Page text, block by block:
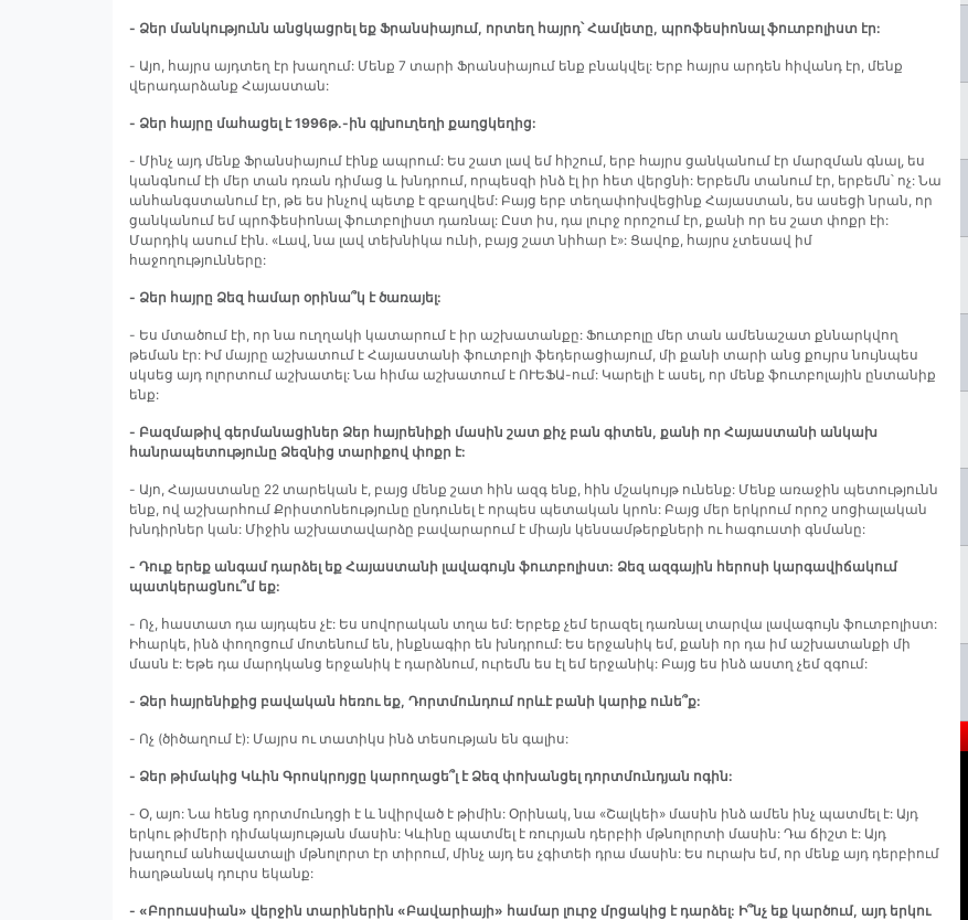
- Ձեր մանկությունն անցկացրել եք Ֆրանսիայում, որտեղ հայրդ՝ Համլետը, պրոֆեսիոնալ ֆուտբոլիստ էր:
- Այո, հայրս այդտեղ էր խաղում: Մենք 7 տարի Ֆրանսիայում ենք բնակվել: Երբ հայրս արդեն հիվանդ էր, մենք
վերադարձանք Հայաստան:
- Ձեր հայրը մահացել է 1996թ.-ին գլխուղեղի քաղցկեղից:
- Մինչ այդ մենք Ֆրանսիայում էինք ապրում: Ես շատ լավ եմ հիշում, երբ հայրս ցանկանում էր մարզման գնալ, ես
կանգնում էի մեր տան դռան դիմաց և խնդրում, որպեսզի ինձ էլ իր հետ վերցնի: Երբեմն տանում էր, երբեմն՝ ոչ: Նա
անհանգստանում էր, թե ես ինչով պետք է զբաղվեմ: Բայց երբ տեղափոխվեցինք Հայաստան, ես ասեցի նրան, որ
ցանկանում եմ պրոֆեսիոնալ ֆուտբոլիստ դառնալ: Ըստ իս, դա լուրջ որոշում էր, քանի որ ես շատ փոքր էի:
Մարդիկ ասում էին. «Լավ, նա լավ տեխնիկա ունի, բայց շատ նիհար է»: Ցավոք, հայրս չտեսավ իմ
հաջողությունները:
- Ձեր հայրը Ձեզ համար օրինա՞կ է ծառայել:
- Ես մտածում էի, որ նա ուղղակի կատարում է իր աշխատանքը: Ֆուտբոլը մեր տան ամենաշատ քննարկվող
թեման էր: Իմ մայրը աշխատում է Հայաստանի ֆուտբոլի ֆեդերացիայում, մի քանի տարի անց քույրս նույնպես
սկսեց այդ ոլորտում աշխատել: Նա հիմա աշխատում է ՈՒԵՖԱ-ում: Կարելի է ասել, որ մենք ֆուտբոլային ընտանիք
ենք:
- Բազմաթիվ գերմանացիներ Ձեր հայրենիքի մասին շատ քիչ բան գիտեն, քանի որ Հայաստանի անկախ
հանրապետությունը Ձեզնից տարիքով փոքր է:
- Այո, Հայաստանը 22 տարեկան է, բայց մենք շատ հին ազգ ենք, հին մշակույթ ունենք: Մենք առաջին պետությունն
ենք, ով աշխարհում Քրիստոնեությունը ընդունել է որպես պետական կրոն: Բայց մեր երկրում որոշ սոցիալական
խնդիրներ կան: Միջին աշխատավարձը բավարարում է միայն կենսամթերքների ու հագուստի գնմանը:
- Դուք երեք անգամ դարձել եք Հայաստանի լավագույն ֆուտբոլիստ: Ձեզ ազգային հերոսի կարգավիճակում
պատկերացնու՞մ եք:
- Ոչ, հաստատ դա այդպես չէ: Ես սովորական տղա եմ: Երբեք չեմ երազել դառնալ տարվա լավագույն ֆուտբոլիստ:
Իհարկե, ինձ փողոցում մոտենում են, ինքնագիր են խնդրում: Ես երջանիկ եմ, քանի որ դա իմ աշխատանքի մի
մասն է: Եթե դա մարդկանց երջանիկ է դարձնում, ուրեմն ես էլ եմ երջանիկ: Բայց ես ինձ աստղ չեմ զգում:
- Ձեր հայրենիքից բավական հեռու եք, Դորտմունդում որևէ բանի կարիք ունե՞ք:
- Ոչ (ծիծաղում է): Մայրս ու տատիկս ինձ տեսության են գալիս:
- Ձեր թիմակից Կևին Գրոսկրոյցը կարողացե՞լ է Ձեզ փոխանցել դորտմունդյան ոգին:
- Օ, այո: Նա հենց դորտմունդցի է և նվիրված է թիմին: Օրինակ, նա «Շալկեի» մասին ինձ ամեն ինչ պատմել է: Այդ
երկու թիմերի դիմակայության մասին: Կևինը պատմել է ռուրյան դերբիի մթնոլորտի մասին: Դա ճիշտ է: Այդ
խաղում անհավատալի մթնոլորտ էր տիրում, մինչ այդ ես չգիտեի դրա մասին: Ես ուրախ եմ, որ մենք այդ դերբիում
հաղթանակ դուրս եկանք:
- «Բորուսսիան» վերջին տարիներին «Բավարիայի» համար լուրջ մրցակից է դարձել: Ի՞նչ եք կարծում, այդ երկու